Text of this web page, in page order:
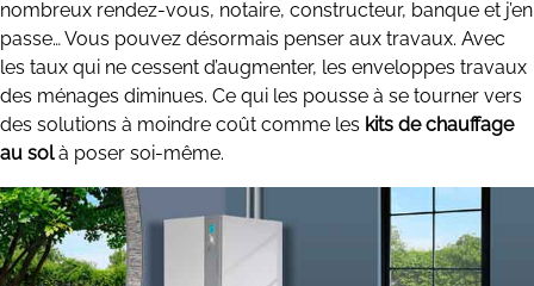
nombreux rendez-vous, notaire, constructeur, banque et j’en
passe… Vous pouvez désormais penser aux travaux. Avec
les taux qui ne cessent d’augmenter, les enveloppes travaux
des ménages diminues. Ce qui les pousse à se tourner vers
des solutions à moindre coût comme les kits de chauffage
au solà poser soi-même.